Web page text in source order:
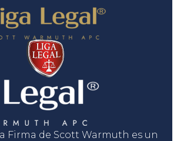
Firma de Scott Warmuth es un